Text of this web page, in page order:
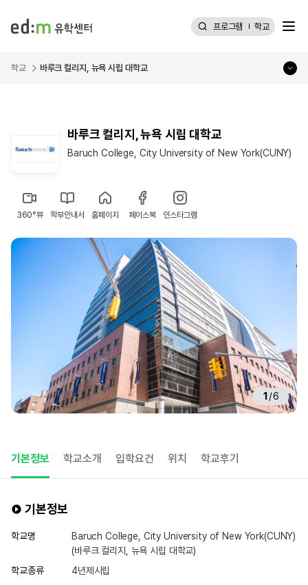
프로그램 학교
학교 바루크 컬리지, 뉴욕 시립 대학교
바루크 컬리지, 뉴욕 시립 대학교
Baruch College, City University of New York(CUNY)
360°뷰 학부안내서 홈페이지 페이스북 인스타그램
1 /6
기본정보 학교소개 입학요건 위치 학교후기
기본정보
학교명
Baruch College, City University of New York(CUNY)
(바루크 컬리지, 뉴욕 시립 대학교)
학교종류
4년제시립